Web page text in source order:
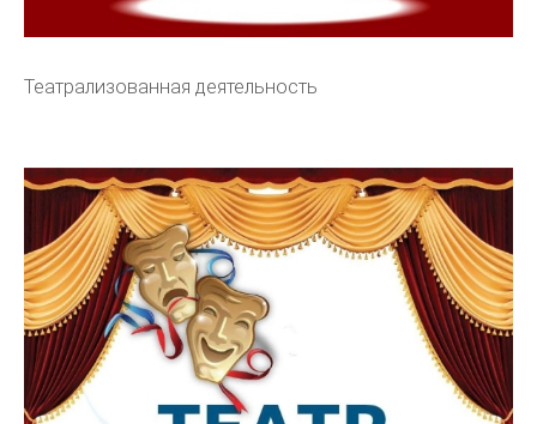
Театрализованная деятельность